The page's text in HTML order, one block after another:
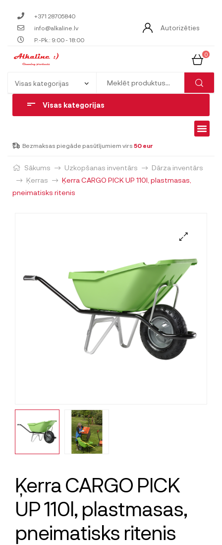
+371 28705840
info@alkaline.lv
P.-Pk.: 9:00 - 18:00
Autorizēties
0
Visas kategorijas
Bezmaksas piegāde pasūtījumiem virs 50 eur
Sākums Uzkopšanas inventārs
Dārza inventārs
Ķerras
Ķerra CARGO PICK UP 110l, plastmasas,
pneimatisks ritenis
Ķerra CARGO PICK
UP 110l, plastmasas,
pneimatisks ritenis